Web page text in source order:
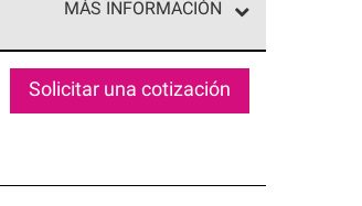
MÁS INFORMACIÓN
Solicitar una cotización